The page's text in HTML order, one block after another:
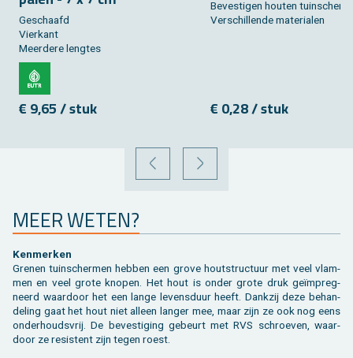
Ge­schaafd
Vier­kant
Meer­de­re leng­tes
€ 9,65 / stuk
Be­ves­ti­gen hou­ten tuin­scherm
Ver­schil­len­de ma­te­ri­a­len
€ 0,28 / stuk
VORIGE VOLGENDE
MEER WETEN?
Ken­mer­ken
Gre­nen tuin­scher­men heb­ben een grove hout­struc­tuur met veel vlam­
men en veel grote kno­pen. Het hout is onder grote druk geïmpreg­
neerd waar­door het een lange le­vens­duur heeft. Dank­zij deze be­han­
de­ling gaat het hout niet al­leen lan­ger mee, maar zijn ze ook nog eens
on­der­houds­vrij. De be­ves­ti­ging ge­beurt met RVS schroe­ven, waar­
door ze re­sis­tent zijn tegen roest.